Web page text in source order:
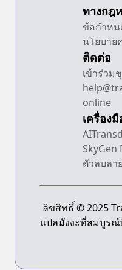
ทางกฎ
ข้อกำหน
นโยบาย
ติดต่อ
เข้าร่วม
online
เครื่อง
SkyGen
ตัวลบลา
ลิขสิทธิ์ © 2025
แปลมังงะที่สมบูร